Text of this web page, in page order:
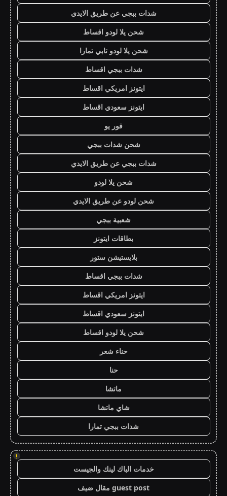
شدات ببجي عن طريق الايدي
شحن يلا لودو اقساط
شحن يلا لودو تابي تمارا
شدات ببجي اقساط
ايتونز امريكي اقساط
ايتونز سعودي اقساط
فور يو
شحن شدات ببجي
شدات ببجي عن طريق الايدي
شحن يلا لودو
شحن لودو عن طريق الايدي
شعبية ببجي
بطاقات ايتونز
بلايستيشن ستور
شدات ببجي اقساط
ايتونز امريكي اقساط
ايتونز سعودي اقساط
شحن يلا لودو اقساط
حناء شعر
حنا
ماتشا
شاي ماتشا
شدات ببجي تمارا
!
خدمات الباك لينك والجيست
guest post مقال ضيف